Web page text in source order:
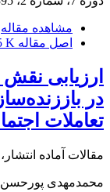
مشاهده مقاله
اصل مقاله K
ارزیابی
در
تعاملات
مقالات آماده
محمدمهدی پورحسن